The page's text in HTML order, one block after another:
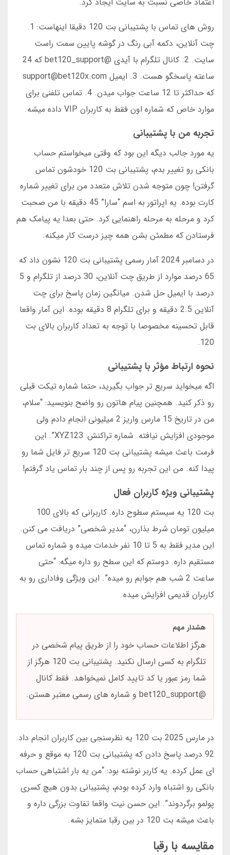
روش های تماس با پشتیبانی بت 120 دقیقا اینهاست: 1.
چت آنلاین، دکمه آبی رنگ در گوشه پایین سمت راست
سایت. 2. کانال تلگرام با آیدی @bet120_support که 24
ساعته پاسخگو هست. 3. ایمیل support@bet120x.com
که حداکثر تا 12 ساعت جواب میدن. 4. تماس تلفنی برای
موارد خاص که شماره اون فقط به کاربران VIP داده میشه.
تجربه من با پشتیبانی
یه مورد جالب دیگه این بود که وقتی میخواستم حساب
بانکی رو تغییر بدم، پشتیبانی بت 120 خودشون تماس
گرفتن! چون متوجه شدن تلاش متعدد من برای تغییر شماره
کارت بوده. یه اپراتور به اسم “سارا” 45 دقیقه با من صحبت
کرد و مرحله به مرحله راهنمایی کرد. حتی بعدا یه پیامک هم
فرستادن که مطمئن بشن همه چیز درست کار میکنه.
در دسامبر 2024 آمار رسمی پشتیبانی بت 120 نشون داد که
65 درصد موارد از طریق چت آنلاین، 30 درصد از تلگرام و 5
درصد با ایمیل حل شدن. میانگین زمان پاسخ برای چت
آنلاین 2.5 دقیقه و برای تلگرام 8 دقیقه بوده. این آمار واقعا
قابل تحسینه مخصوصا با توجه به تعداد کاربران بالای بت
120.
نحوه ارتباط مؤثر با پشتیبانی
اگه میخواید سریع تر جواب بگیرید، حتما شماره تیکت قبلی
رو ذکر کنید. همچنین پیام هاتون رو واضح بنویسید: “سلام،
من در تاریخ 15 مارس واریز 2 میلیونی انجام دادم ولی
موجودی افزایش نیافته. شماره تراکنش: XYZ123”. این
فرمت باعث میشه پشتیبانی بت 120 سریع تر فایل شما رو
پیدا کنه. من این تجربه رو پس از چند بار تماس یاد گرفتم!
پشتیبانی ویژه کاربران فعال
بت 120 یه سیستم سطوح داره. کاربرانی که بالای 100
میلیون تومان شرط بذارن، “مدیر شخصی” دریافت می کنن.
این مدیر فقط به 5 تا 10 نفر خدمات میده و شماره تماس
مستقیم داره. دوستم که این سطح رو داره میگه: “حتی
ساعت 2 شب هم جوابم رو میده”. این ویژگی وفاداری رو به
کاربران قدیمی افزایش میده.
هشدار مهم
هرگز اطلاعات حساب خود را از طریق پیام شخصی در
تلگرام به کسی ارسال نکنید. پشتیبانی بت 120 هرگز از
شما رمز عبور یا کد تایید کامل نمیخواهد. فقط کانال
@bet120_support و شماره های رسمی معتبر هستن.
در مارس 2025 بت 120 یه نظرسنجی بین کاربران انجام داد.
92 درصد پاسخ دادن که پشتیبانی بت 120 به موقع و حرفه
ای عمل کرده. یه کاربر نوشته بود: “من یه بار اشتباهی حساب
بانکی رو اشتباه وارد کرده بودم، پشتیبانی بدون هیچ کسری
پولمو برگردوند”. این حسن نیت واقعا تفاوت بزرگی داره و
باعث میشه بت 120 در بین رقبا متمایز بشه.
مقایسه با رقبا